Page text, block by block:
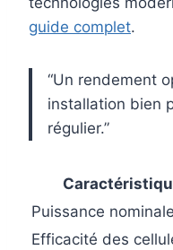
guide complet.
“Un rendement
installation bien
régulier.”
Puissance nominale
Efficacité des